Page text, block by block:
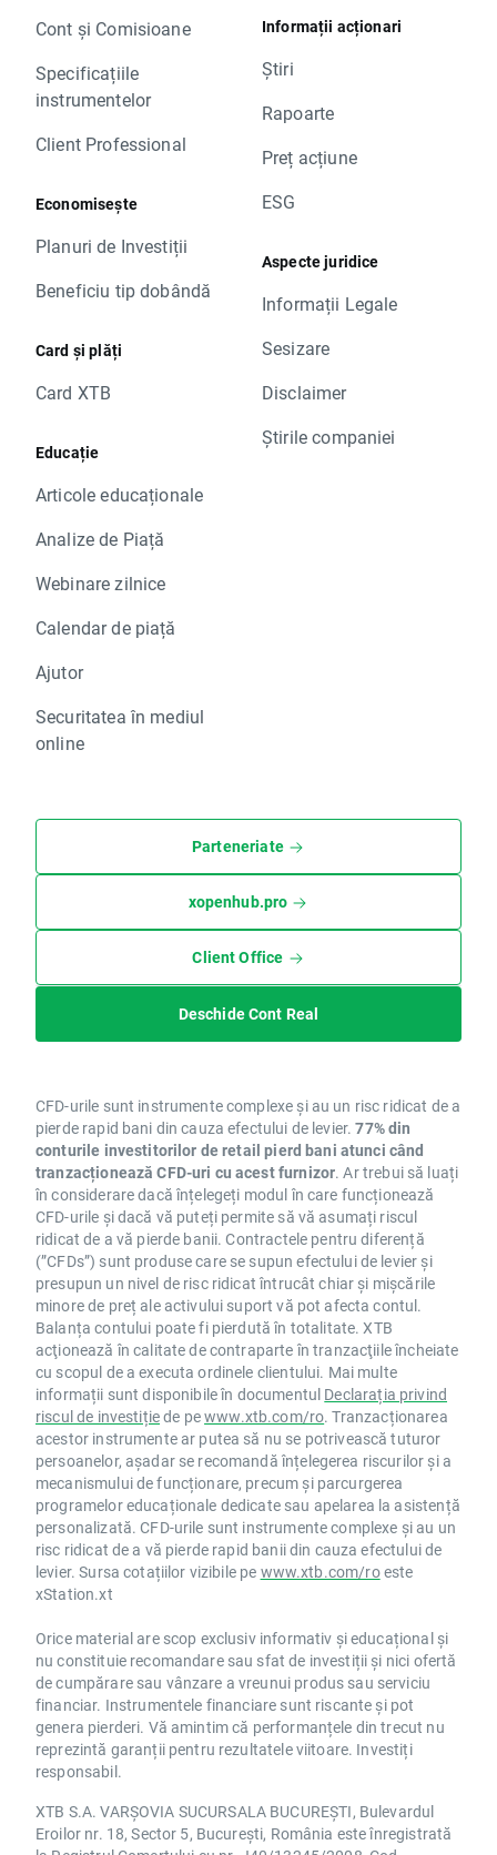
Cont și Comisioane
Specificațiile
instrumentelor
Client Professional
Economisește
Planuri de Investiții
Beneficiu tip dobândă
Card și plăți
Card XTB
Educație
Articole educaționale
Analize de Piață
Webinare zilnice
Calendar de piață
Ajutor
Securitatea în mediul
online
Informații acționari
Știri
Rapoarte
Preț acțiune
ESG
Aspecte juridice
Informații Legale
Sesizare
Disclaimer
Știrile companiei
Parteneriate
xopenhub.pro
Client Office
Deschide Cont Real
CFD-urile sunt instrumente complexe și au un risc ridicat de a
pierde rapid bani din cauza efectului de levier.77% din
conturile investitorilor de retail pierd bani atunci când
tranzacționează CFD-uri cu acest furnizor. Ar trebui să luați
în considerare dacă înțelegeți modul în care funcționează
CFD-urile și dacă vă puteți permite să vă asumați riscul
ridicat de a vă pierde banii. Contractele pentru diferență
(”CFDs”) sunt produse care se supun efectului de levier și
presupun un nivel de risc ridicat întrucât chiar și mișcările
minore de preț ale activului suport vă pot afecta contul.
Balanța contului poate fi pierdută în totalitate. XTB
acţionează în calitate de contraparte în tranzacţiile încheiate
cu scopul de a executa ordinele clientului. Mai multe
informații sunt disponibile în documentul Declarația privind
riscul de investițiede pewww.xtb.com/ro. Tranzacționarea
acestor instrumente ar putea să nu se potrivească tuturor
persoanelor, așadar se recomandă înțelegerea riscurilor și a
mecanismului de funcționare, precum și parcurgerea
programelor educaționale dedicate sau apelarea la asistență
personalizată. CFD-urile sunt instrumente complexe și au un
risc ridicat de a vă pierde rapid banii din cauza efectului de
levier. Sursa cotațiilor vizibile pe www.xtb.com/roeste
xStation.xt
Orice material are scop exclusiv informativ și educațional și
nu constituie recomandare sau sfat de investiții și nici ofertă
de cumpărare sau vânzare a vreunui produs sau serviciu
financiar. Instrumentele financiare sunt riscante și pot
genera pierderi. Vă amintim că performanțele din trecut nu
reprezintă garanții pentru rezultatele viitoare. Investiți
responsabil.
XTB S.A. VARȘOVIA SUCURSALA BUCUREȘTI, Bulevardul
Eroilor nr. 18, Sector 5, București, România este înregistrată